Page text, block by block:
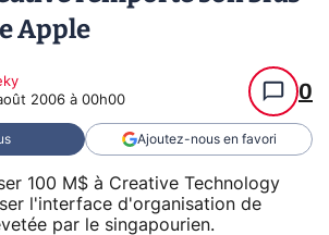
Apple
2006 à 00h00 0
Ajoutez-nous en favori
100 M$ à Creative Technology
l'interface d'organisation de
par le singapourien.